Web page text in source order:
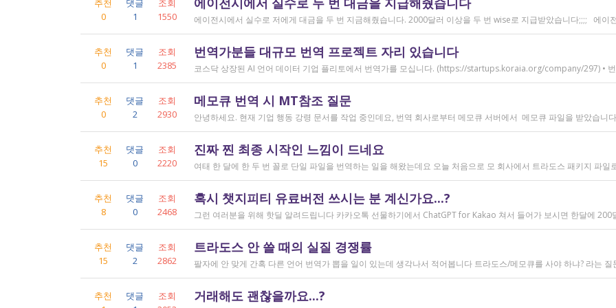
0
1
1550
추천
0
댓글
1
조회
2385
번역가분들 대규모 번역 프로젝트 자리 있습니다
추천
0
댓글
2
조회
2930
메모큐 번역 시 MT참조 질문
추천
15
댓글
0
조회
2220
진짜 찐 최종 시작인 느낌이 드네요
추천
8
댓글
0
조회
2468
혹시 챗지피티 유료버전 쓰시는 분 계신가요...?
추천
15
댓글
2
조회
2862
트라도스 안 쓸 때의 실질 경쟁률
추천
댓글
조회
거래해도 괜찮을까요...?